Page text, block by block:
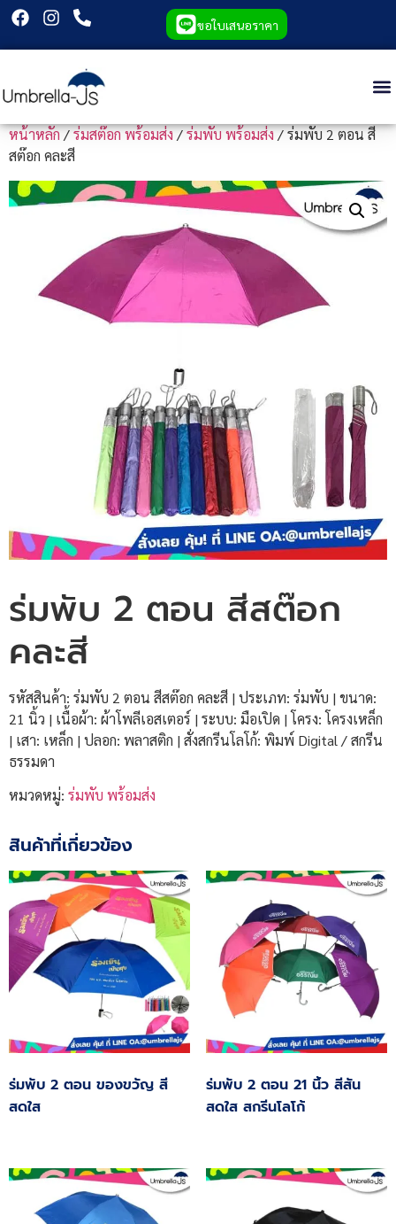
ขอใบเสนอราคา
หน้าหลัก/ร่มสต๊อก พร้อมส่ง/ร่มพับ พร้อมส่ง/ ร่มพับ 2 ตอน สี
สต๊อก คละสี
ร่มพับ 2 ตอน สีสต๊อก
คละสี
รหัสสินค้า: ร่มพับ 2 ตอน สีสต๊อก คละสี | ประเภท: ร่มพับ | ขนาด:
21 นิ้ว | เนื้อผ้า: ผ้าโพลีเอสเตอร์ | ระบบ: มือเปิด | โครง: โครงเหล็ก
| เสา: เหล็ก | ปลอก: พลาสติก | สั่งสกรีนโลโก้: พิมพ์ Digital / สกรีน
ธรรมดา
หมวดหมู่: ร่มพับ พร้อมส่ง
สินค้าที่เกี่ยวข้อง
ร่มพับ 2 ตอน ของขวัญ สี
สดใส
ร่มพับ 2 ตอน 21 นิ้ว สีสัน
สดใส สกรีนโลโก้